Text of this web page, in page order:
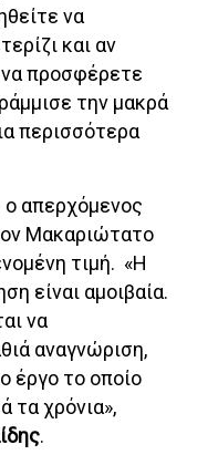
να
και αν
προσφέρετε
την μακρά
περισσότερα
απερχόμενος
Μακαριώτατο
τιμή. «Η
είναι αμοιβαία.
να
αναγνώριση,
έργο το οποίο
τα χρόνια»,
.